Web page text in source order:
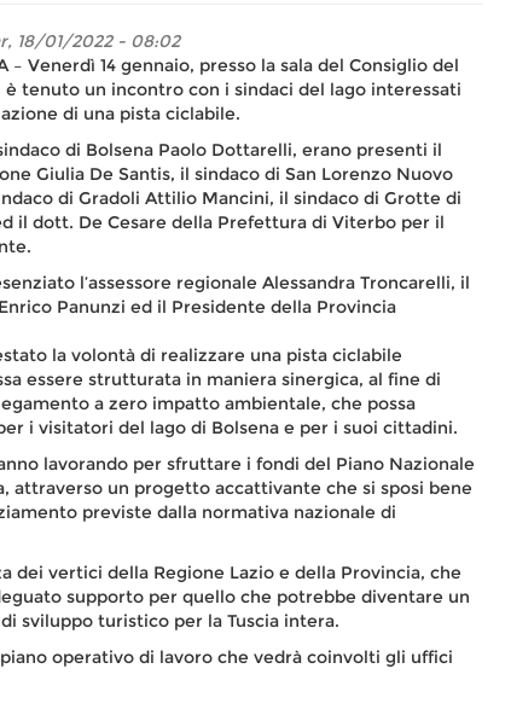
18/01/2022 - 08:02
– Venerdì 14 gennaio, presso la sala del Consiglio del
è tenuto un incontro con i sindaci del lago interessati
di una pista ciclabile.
di Bolsena Paolo Dottarelli, erano presenti il
Giulia De Santis, il sindaco di San Lorenzo Nuovo
di Gradoli Attilio Mancini, il sindaco di Grotte di
il dott. De Cesare della Prefettura di Viterbo per il
l’assessore regionale Alessandra Troncarelli, il
Panunzi ed il Presidente della Provincia
la volontà di realizzare una pista ciclabile
essere strutturata in maniera sinergica, al fine di
a zero impatto ambientale, che possa
i visitatori del lago di Bolsena e per i suoi cittadini.
lavorando per sfruttare i fondi del Piano Nazionale
attraverso un progetto accattivante che si sposi bene
previste dalla normativa nazionale di
dei vertici della Regione Lazio e della Provincia, che
supporto per quello che potrebbe diventare un
sviluppo turistico per la Tuscia intera.
operativo di lavoro che vedrà coinvolti gli uffici